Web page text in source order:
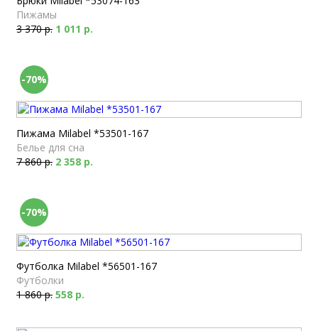
Пижамы
3 370 р. 1 011 р.
-70%
Пижама Milabel *53501-167
Белье для сна
7 860 р. 2 358 р.
-70%
Футболка Milabel *56501-167
Футболки
1 860 р. 558 р.